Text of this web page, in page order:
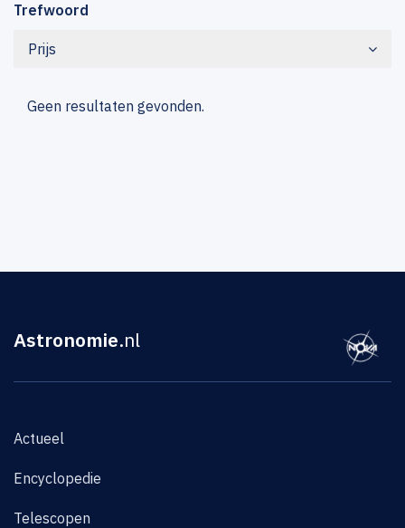
Trefwoord
Prijs
Geen resultaten gevonden.
Astronomie.nl
Actueel
Encyclopedie
Telescopen